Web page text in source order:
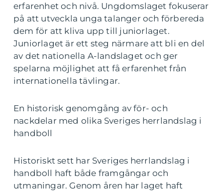
erfarenhet och nivå. Ungdomslaget fokuserar
på att utveckla unga talanger och förbereda
dem för att kliva upp till juniorlaget.
Juniorlaget är ett steg närmare att bli en del
av det nationella A-landslaget och ger
spelarna möjlighet att få erfarenhet från
internationella tävlingar.
En historisk genomgång av för- och
nackdelar med olika Sveriges herrlandslag i
handboll
Historiskt sett har Sveriges herrlandslag i
handboll haft både framgångar och
utmaningar. Genom åren har laget haft